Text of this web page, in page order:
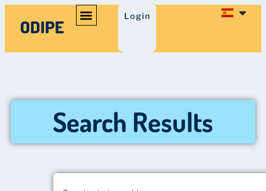
Login
Search Results